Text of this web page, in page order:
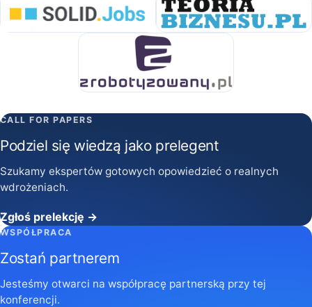
CALL FOR PAPERS
Podziel się wiedzą jako prelegent
Szukamy ekspertów gotowych opowiedzieć o realnych
wdrożeniach.
Zgłoś prelekcję →
WSPÓŁPRACA
Zostań partnerem
Jesteśmy otwarci na współpracę partnerską przy tej
konferencji.